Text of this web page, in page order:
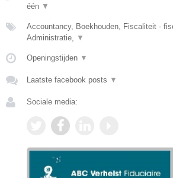
één ▼
Accountancy, Boekhouden, Fiscaliteit -
Administratie,
▼
Openingstijden ▼
Laatste facebook posts ▼
Sociale media: